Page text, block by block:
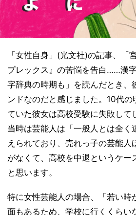
「女性自身」(光文社)の記事、「
プレックス』の苦悩を告白……漢
字辞典の時期も」を読んだとき、
ンドなのだと感じました。10代の
ていた彼女は高校受験に失敗して
当時は芸能人は「一般人とは全く
えられており、売れっ子の芸能人
がなくて、高校を中退というケー
と思います。
特に女性芸能人の場合、「若い時
面もあるため、学校に行くくらい